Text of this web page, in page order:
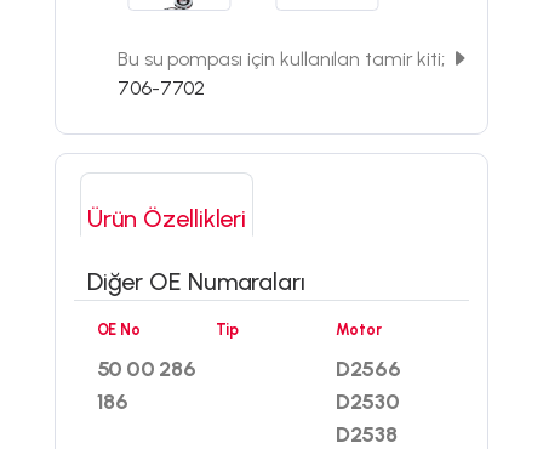
Bu su pompası için kullanılan tamir kiti;
706-7702
Ürün Özellikleri
Diğer OE Numaraları
OE No
50 00 286
186
Tip Motor
D2566
D2530
D2538